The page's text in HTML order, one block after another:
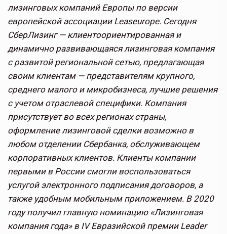
лизинговых компаний Европы по версии
европейской ассоциации Leaseurope. Сегодня
СберЛизинг — клиентоориентированная и
динамично развивающаяся лизинговая компания
с развитой региональной сетью, предлагающая
своим клиентам — представителям крупного,
среднего малого и микробизнеса, лучшие решения
с учетом отраслевой специфики. Компания
присутствует во всех регионах страны,
оформление лизинговой сделки возможно в
любом отделении Сбербанка, обслуживающем
корпоративных клиентов. Клиенты компании
первыми в России смогли воспользоваться
услугой электронного подписания договоров, а
также удобным мобильным приложением. В 2020
году получил главную номинацию «Лизинговая
компания года» в IV Евразийской премии Leader